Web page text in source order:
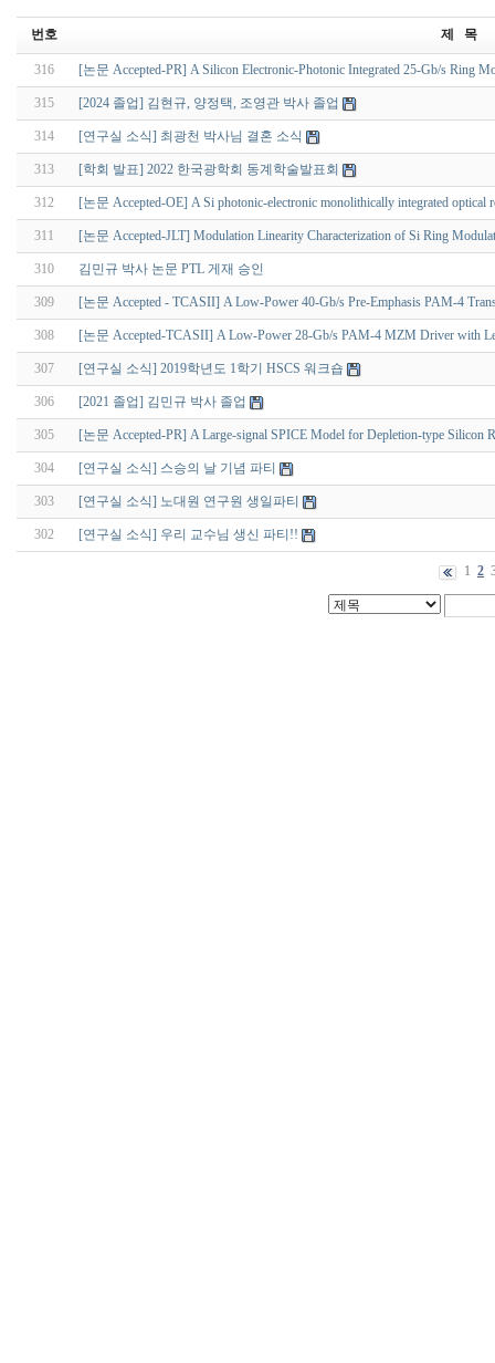
번호 제 목
316 [논문 Accepted-PR] A Silicon Electronic-Photonic Integrated 25-Gb/s Ring
315 [2024 졸업] 김현규, 양정택, 조영관 박사 졸업
314 [연구실 소식] 최광천 박사님 결혼 소식
313 [학회 발표] 2022 한국광학회 동계학술발표회
312 [논문 Accepted-OE] A Si photonic-electronic monolithically integrated optical
311 [논문 Accepted-JLT] Modulation Linearity Characterization of Si Ring
310 김민규 박사 논문 PTL 게재 승인
309 [논문 Accepted - TCASII] A Low-Power 40-Gb/s Pre-Emphasis PAM-4
308 [논문 Accepted-TCASII] A Low-Power 28-Gb/s PAM-4 MZM Driver with
307 [연구실 소식] 2019학년도 1학기 HSCS 워크숍
306 [2021 졸업] 김민규 박사 졸업
305 [논문 Accepted-PR] A Large-signal SPICE Model for Depletion-type Silicon
304 [연구실 소식] 스승의 날 기념 파티
303 [연구실 소식] 노대원 연구원 생일파티
302 [연구실 소식] 우리 교수님 생신 파티!!
1 2